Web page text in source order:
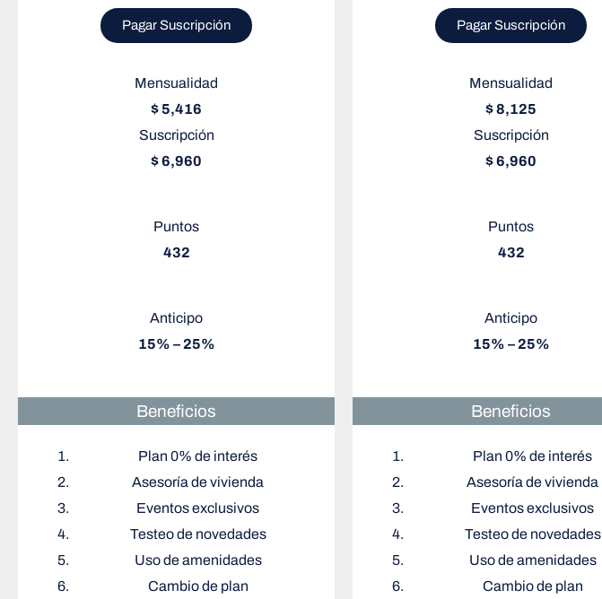
Pagar Suscripción
Mensualidad
$ 5,416
Suscripción
$ 6,960
Puntos
432
Anticipo
15% – 25%
Beneficios
Plan 0% de interés
Asesoría de vivienda
Eventos exclusivos
Testeo de novedades
Uso de amenidades
Cambio de plan
Pagar Suscripción
Mensualidad
$ 8,125
Suscripción
$ 6,960
Puntos
432
Anticipo
15% – 25%
Beneficios
Plan 0% de interés
Asesoría de vivienda
Eventos exclusivos
Testeo de novedades
Uso de amenidades
Cambio de plan